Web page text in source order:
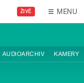
ŽIVĚ MENU
AUDIOARCHIV KAMERY